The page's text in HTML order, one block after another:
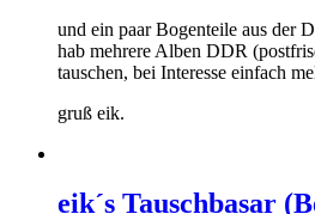
und ein paar Bogenteile aus der
hab mehrere Alben DDR
tauschen, bei Interesse einfach
gruß eik.
eik´s Tauschbasar